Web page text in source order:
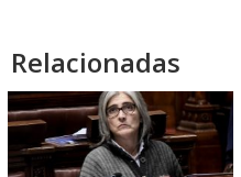
Relacionadas